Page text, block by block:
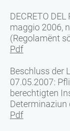
DECRETO DEL
maggio 2006,
(Regolamënt
Pdf
Beschluss der
07.05.2007:
berechtigten
Pdf